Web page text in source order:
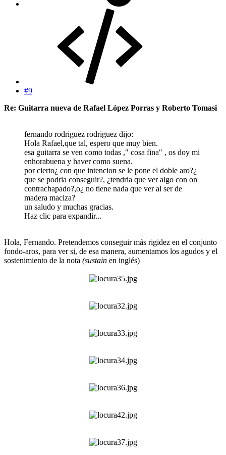
#9
Re: Guitarra nueva de Rafael López Porras y Roberto Tomasi
fernando rodriguez rodriguez dijo:
Hola Rafael,que tal, espero que muy bien.
esa guitarra se ven como todas ," cosa fina" , os doy mi
enhorabuena y haver como suena.
por cierto¿ con que intencion se le pone el doble aro?¿
que se podria conseguir?, ¿tendria que ver algo con on
contrachapado?,o¿ no tiene nada que ver al ser de
madera maciza?
un saludo y muchas gracias.
Haz clic para expandir...
Hola, Fernando. Pretendemos conseguir más rigidez en el conjunto
fondo-aros, para ver si, de esa manera, aumentamos los agudos y el
sostenimiento de la nota (sustain en inglés)